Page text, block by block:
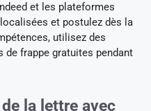
et les plateformes
et postulez dès la
utilisez des
de frappe gratuites pendant
la lettre avec